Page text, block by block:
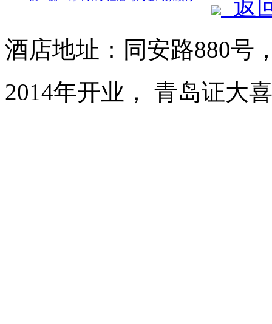
返
酒店地址：同安路880号
2014年开业， 青岛证